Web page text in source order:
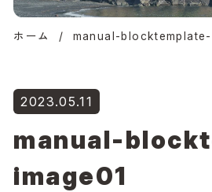
ホーム / manual-blocktemplate-
2023.05.11
manual-
image01